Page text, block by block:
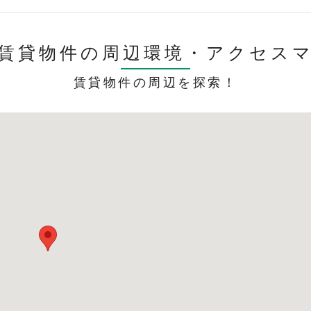
貸物件の周辺環境・ アクセス
賃貸物件の周辺を探索！